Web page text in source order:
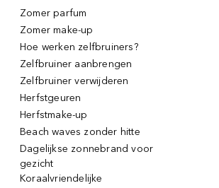
Zomer parfum
Zomer make-up
Hoe werken zelfbruiners?
Zelfbruiner aanbrengen
Zelfbruiner verwijderen
Herfstgeuren
Herfstmake-up
Beach waves zonder hitte
Dagelijkse zonnebrand voor
gezicht
Koraalvriendelijke